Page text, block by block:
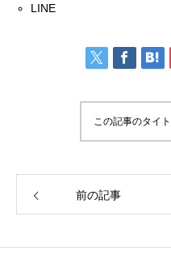
LINE
この記事のタイ
前の記事